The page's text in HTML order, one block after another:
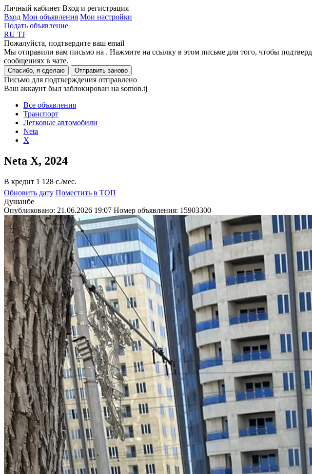
Личный кабинет Вход и регистрация
Вход Мои объявления Мои настройки
Подать объявление
RU TJ
Пожалуйста, подтвердите ваш email
Мы отправили вам письмо на . Нажмите на ссылку в этом письме для того, чтобы
сообщениях в чате.
Спасибо, я сделаю Отправить заново
Письмо для подтверждения отправлено
Ваш аккаунт был заблокирован на somon.tj
Все объявления
Транспорт
Легковые автомобили
Neta
X
Neta X, 2024
В кредит 1 128 c./мес.
Обновить дату Поместить в ТОП
Душанбе
Опубликовано: 21.06.2026 19:07 Номер объявления: 15903300